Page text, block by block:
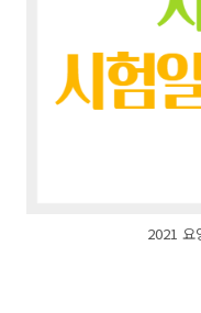
2021 요